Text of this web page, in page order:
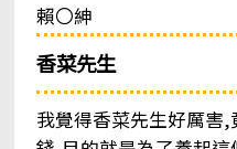
賴〇紳
香菜先生
我覺得香菜先生好厲害